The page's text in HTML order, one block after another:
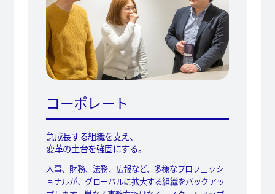
コーポレート
急成長する組織を支え、
変革の土台を強固にする。
人事、財務、法務、広報など、多様なプロフェッシ
ョナルが、グローバルに拡大する組織をバックアッ